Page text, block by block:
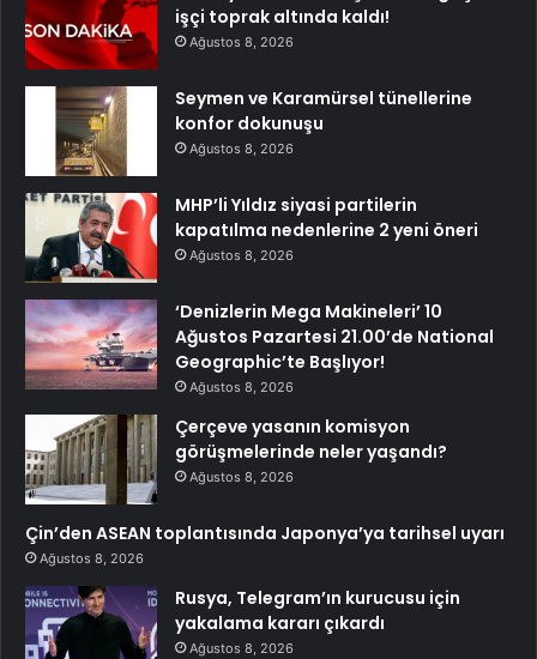
işçi toprak altında kaldı!
Ağustos 8, 2026
Seymen ve Karamürsel tünellerine
konfor dokunuşu
Ağustos 8, 2026
MHP’li Yıldız siyasi partilerin
kapatılma nedenlerine 2 yeni öneri
Ağustos 8, 2026
‘Denizlerin Mega Makineleri’ 10
Ağustos Pazartesi 21.00’de National
Geographic’te Başlıyor!
Ağustos 8, 2026
Çerçeve yasanın komisyon
görüşmelerinde neler yaşandı?
Ağustos 8, 2026
Çin’den ASEAN toplantısında Japonya’ya tarihsel uyarı
Ağustos 8, 2026
Rusya, Telegram’ın kurucusu için
yakalama kararı çıkardı
Ağustos 8, 2026